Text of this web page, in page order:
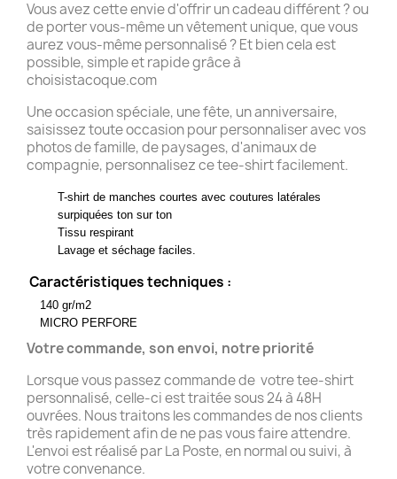
Vous avez cette envie d'offrir un cadeau différent ? ou
de porter vous-même un vêtement unique, que vous
aurez vous-même personnalisé ? Et bien cela est
possible, simple et rapide grâce à
choisistacoque.com
Une occasion spéciale, une fête, un anniversaire,
saisissez toute occasion pour personnaliser avec vos
photos de famille, de paysages, d'animaux de
compagnie, personnalisez ce tee-shirt facilement.
T-shirt de manches courtes avec coutures latérales
surpiquées ton sur ton
Tissu respirant
Lavage et séchage faciles.
Caractéristiques techniques :
140 gr/m2
MICRO PERFORE
Votre commande, son envoi, notre priorité
Lorsque vous passez commande de votre tee-shirt
personnalisé, celle-ci est traitée sous 24 à 48H
ouvrées. Nous traitons les commandes de nos clients
très rapidement afin de ne pas vous faire attendre.
L'envoi est réalisé par La Poste, en normal ou suivi, à
votre convenance.